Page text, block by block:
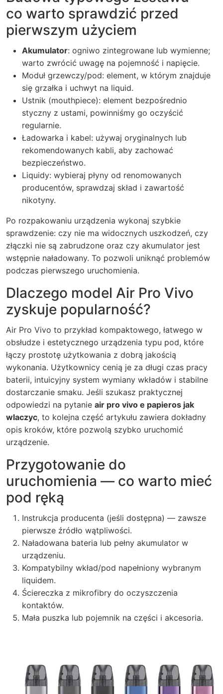
co warto sprawdzić przed
pierwszym użyciem
Akumulator: ogniwo zintegrowane lub wymienne;
warto zwrócić uwagę na pojemność i napięcie.
Moduł grzewczy/pod: element, w którym znajduje
się grzałka i uchwyt na liquid.
Ustnik (mouthpiece): element bezpośrednio
styczny z ustami, powinniśmy go oczyścić
regularnie.
Ładowarka i kabel: używaj oryginalnych lub
rekomendowanych kabli, aby zachować
bezpieczeństwo.
Liquidy: wybieraj płyny od renomowanych
producentów, sprawdzaj skład i zawartość
nikotyny.
Po rozpakowaniu urządzenia wykonaj szybkie
sprawdzenie: czy nie ma widocznych uszkodzeń, czy
złączki nie są zabrudzone oraz czy akumulator jest
wstępnie naładowany. To pozwoli uniknąć problemów
podczas pierwszego uruchomienia.
Dlaczego model Air Pro Vivo
zyskuje popularność?
Air Pro Vivo to przykład kompaktowego, łatwego w
obsłudze i estetycznego urządzenia typu pod, które
łączy prostotę użytkowania z dobrą jakością
wykonania. Użytkownicy cenią je za długi czas pracy
baterii, intuicyjny system wymiany wkładów i stabilne
dostarczanie smaku. Jeśli szukasz praktycznej
odpowiedzi na pytanie air pro vivo e papieros jak
wlaczyc, to kolejna część artykułu zawiera dokładny
opis kroków, które pozwolą szybko uruchomić
urządzenie.
Przygotowanie do
uruchomienia — co warto mieć
pod ręką
Instrukcja producenta (jeśli dostępna) — zawsze
pierwsze źródło wątpliwości.
Naładowana bateria lub pełny akumulator w
urządzeniu.
Kompatybilny wkład/pod napełniony wybranym
liquidem.
Ściereczka z mikrofibry do oczyszczenia
kontaktów.
Mała puszka lub pojemnik na części i akcesoria.